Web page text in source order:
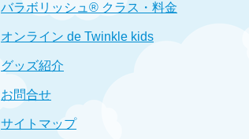
バラボリッシュ® クラス・料金
オンライン de Twinkle kids
グッズ紹介
お問合せ
サイトマップ